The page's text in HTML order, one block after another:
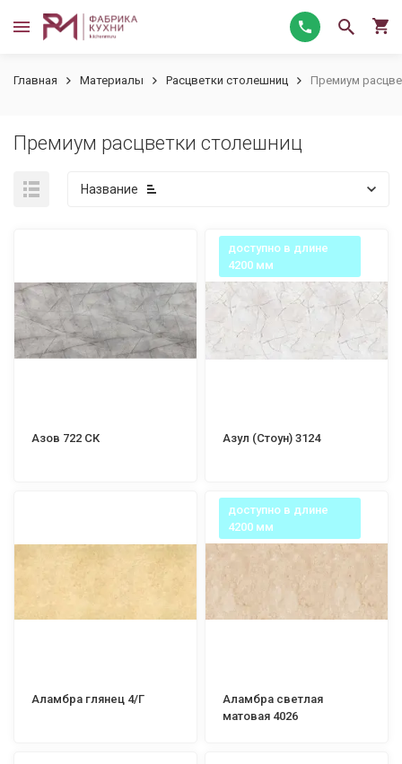
Главная Материалы Расцветки столешниц Премиум
Премиум расцветки столешниц
Название
Азов 722 СК
доступно в длине
4200 мм
Азул (Стоун) 3124
Аламбра глянец 4/Г
доступно в длине
4200 мм
Аламбра светлая
матовая 4026